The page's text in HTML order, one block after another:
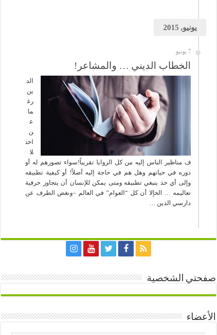
يونيو, 2015
7 يونيو
الخطاب الديني … والمشاعر!
الد
ين
رغ
ما
ع
ن
اخت
لا
ف مناظير الناس إليه من كل الزوايا تقريباً!سواء تصورهم له أو
دوره في حياتهم وهل هم في حاجة إليه أصلاً! أو كيفية تطبيقه
وإلى أي حد ينبغي تطبيقه ومتى يمكن للإنسان أن يتجاوز حرفية
تعاليمه … الخإلا أن كل “العوام” في العالم –ونغض الطرف عن
دارسي الدين …
صفحتي الشخصية
الأعضاء